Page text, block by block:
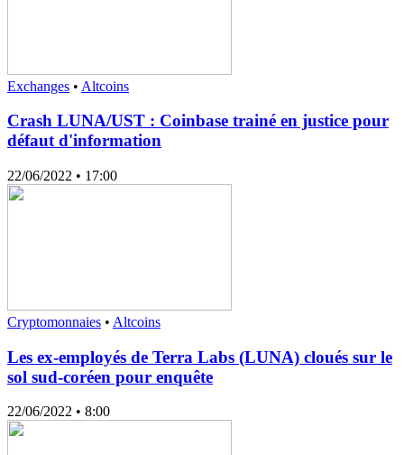
Exchanges • Altcoins
Crash LUNA/UST : Coinbase trainé en justice pour
défaut d'information
22/06/2022 • 17:00
Cryptomonnaies • Altcoins
Les ex-employés de Terra Labs (LUNA) cloués sur le
sol sud-coréen pour enquête
22/06/2022 • 8:00